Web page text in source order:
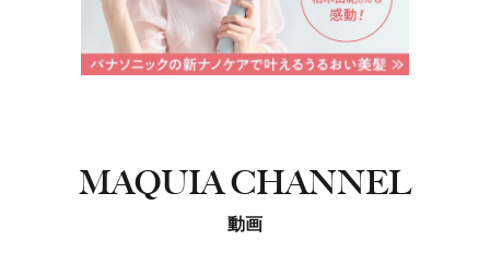
MAQUIA CHANNEL
動画